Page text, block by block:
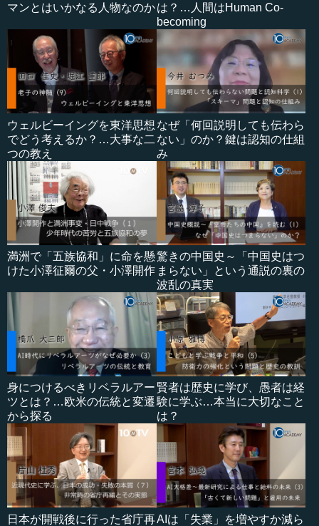
マンとはいかなる人物なのかは？…人間はHuman Co-
becoming
ウェルビーイングを東洋思想
でどう考えるか？…大事な二
つの教え
なぜ「何回説明しても伝わら
ない」のか？鍵は認知の仕組
み
満洲で「五族協和」に命を懸
けた小澤征爾の父・小澤開作
驚きの中国史～「中国史はつ
まらない」という通説の裏の
波乱の真実
身につけるべきリベラルアー
ツとは？…欧米の伝統と変遷
から探る
賢者は歴史に学び、愚者は経
験に学ぶ…本当に大切なこと
は？
日本が開戦後に行った省庁再AIは「失業」を増やすか減ら